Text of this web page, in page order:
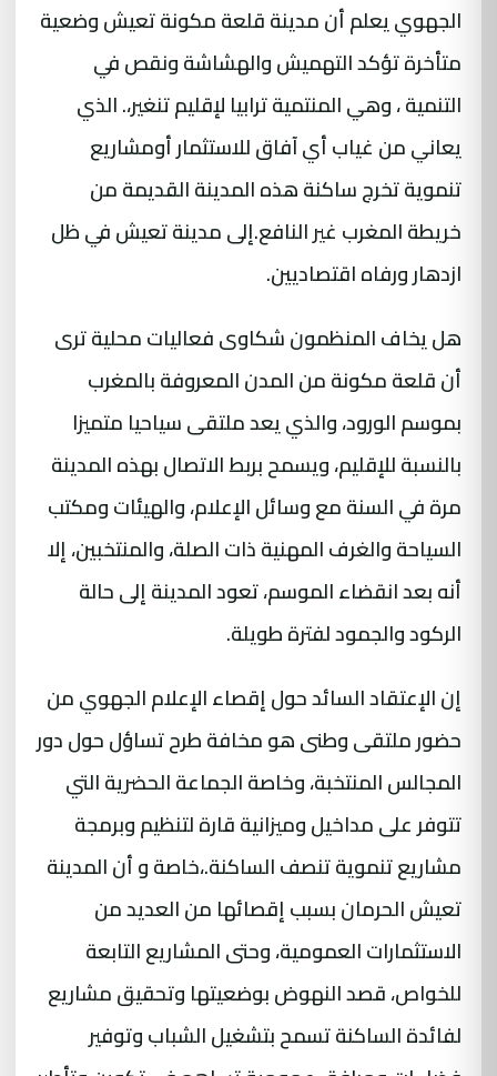
الجهوي يعلم أن مدينة قلعة مكونة تعيش وضعية
متأخرة تؤكد التهميش والهشاشة ونقص في
التنمية ، وهي المنتمية ترابيا لإقليم تنغير،. الذي
يعاني من غياب أي آفاق للاستثمار أومشاريع
تنموية تخرج ساكنة هذه المدينة القديمة من
خريطة المغرب غير النافع.إلى مدينة تعيش في ظل
ازدهار ورفاه اقتصاديين.
هل يخاف المنظمون شكاوى فعاليات محلية ترى
أن قلعة مكونة من المدن المعروفة بالمغرب
بموسم الورود، والذي يعد ملتقى سياحيا متميزا
بالنسبة للإقليم، ويسمح بربط الاتصال بهذه المدينة
مرة في السنة مع وسائل الإعلام، والهيئات ومكتب
السياحة والغرف المهنية ذات الصلة، والمنتخبين، إلا
أنه بعد انقضاء الموسم، تعود المدينة إلى حالة
الركود والجمود لفترة طويلة.
إن الإعتقاد السائد حول إقصاء الإعلام الجهوي من
حضور ملتقى وطنى هو مخافة طرح تساؤل حول دور
المجالس المنتخبة، وخاصة الجماعة الحضرية التي
تتوفر على مداخيل وميزانية قارة لتنظيم وبرمجة
مشاريع تنموية تنصف الساكنة.،خاصة و أن المدينة
تعيش الحرمان بسبب إقصائها من العديد من
الاستثمارات العمومية، وحتى المشاريع التابعة
للخواص، قصد النهوض بوضعيتها وتحقيق مشاريع
لفائدة الساكنة تسمح بتشغيل الشباب وتوفير